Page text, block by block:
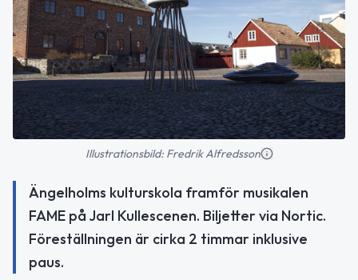
Illustrationsbild: Fredrik Alfredsson
Ängelholms kulturskola framför musikalen
FAME på Jarl Kullescenen. Biljetter via Nortic.
Föreställningen är cirka 2 timmar inklusive
paus.